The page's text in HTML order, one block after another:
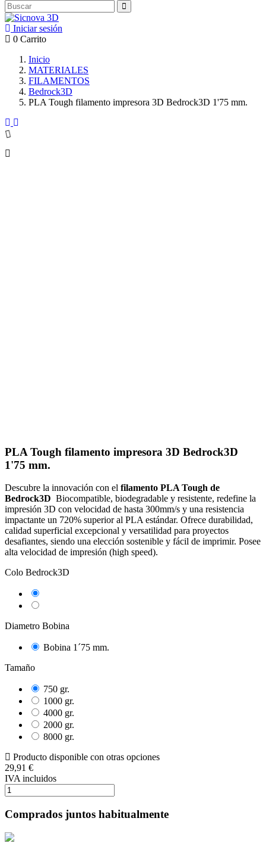
Iniciar sesión
0 Carrito
Inicio
MATERIALES
FILAMENTOS
Bedrock3D
PLA Tough filamento impresora 3D Bedrock3D 1'75 mm.
PLA Tough filamento impresora 3D Bedrock3D
1'75 mm.
Descubre la innovación con el filamento PLA Tough de
Bedrock3D Biocompatible, biodegradable y resistente, redefine la
impresión 3D con velocidad de hasta 300mm/s y una resistencia
impactante un 720% superior al PLA estándar. Ofrece durabilidad,
calidad superficial excepcional y versatilidad para proyectos
desafiantes, siendo una elección sostenible y fácil de imprimir. Posee
alta velocidad de impresión (high speed).
Colo Bedrock3D
Diametro Bobina
Bobina 1´75 mm.
Tamaño
750 gr.
1000 gr.
4000 gr.
2000 gr.
8000 gr.
Producto disponible con otras opciones
29,91 €
IVA incluidos
Comprados juntos habitualmente